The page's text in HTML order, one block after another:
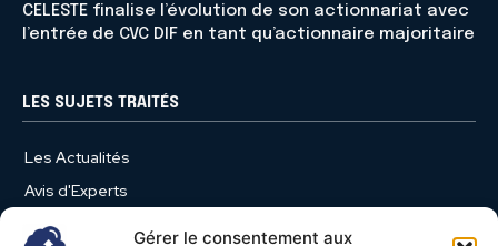
Gérer le consentement aux
CELESTE finalise l’évolution de son actionnariat avec
l’entrée de CVC DIF en tant qu’actionnaire majoritaire
LES SUJETS TRAITÉS
Les Actualités
Avis d'Experts
Produits et Services